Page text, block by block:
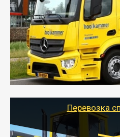
- Перевозка автовозом от
быстрый и безопасный
легковых автомобилей за
город.
- Наша транспортная
машин автовозом,
учетом всех особенности
Перевозка